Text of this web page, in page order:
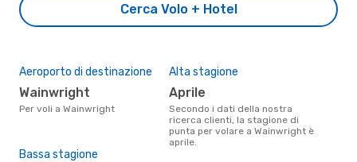
Cerca Volo + Hotel
Aeroporto di destinazione
Wainwright
Per voli a Wainwright
Alta stagione
aprile
Secondo i dati della nostra
ricerca clienti, la stagione di
punta per volare a Wainwright è
aprile.
Bassa stagione